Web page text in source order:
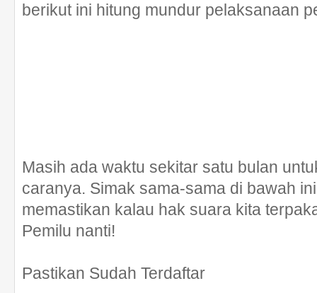
berikut ini hitung mundur pelaksanaan
Masih ada waktu sekitar satu bulan
caranya. Simak sama-sama di bawah
memastikan kalau hak suara kita
Pemilu nanti!
Pastikan Sudah Terdaftar